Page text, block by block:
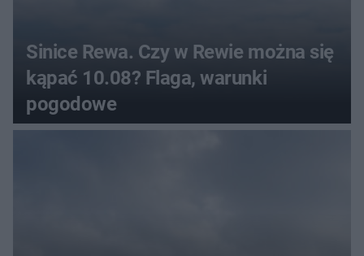
Sinice Rewa. Czy w Rewie można się
kąpać 10.08? Flaga, warunki
pogodowe